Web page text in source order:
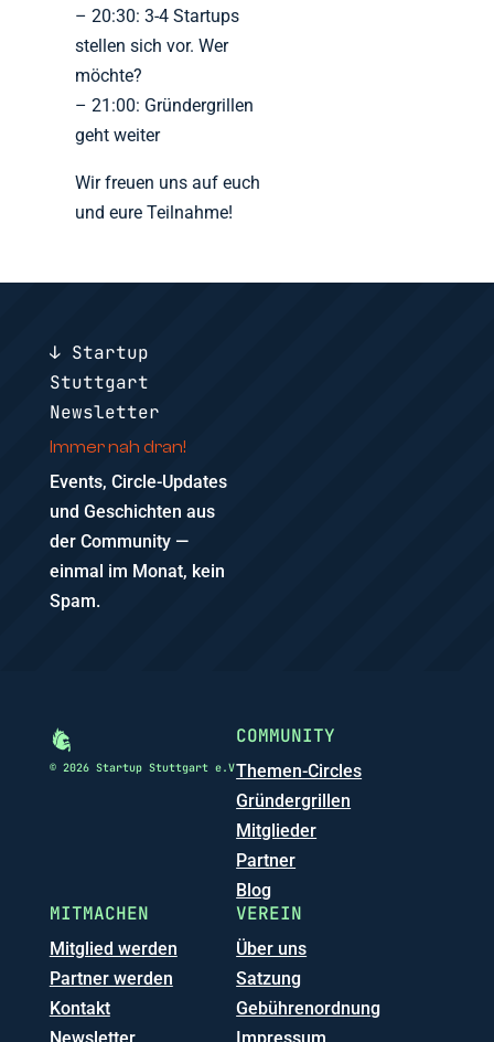
– 20:30: 3-4 Startups
stellen sich vor. Wer
möchte?
– 21:00: Gründergrillen
geht weiter
Wir freuen uns auf euch
und eure Teilnahme!
↓ Startup
Stuttgart
Newsletter
Immer nah dran!
Events, Circle-Updates
und Geschichten aus
der Community —
einmal im Monat, kein
Spam.
© 2026 Startup Stuttgart e.V
COMMUNITY
Themen-Circles
Gründergrillen
Mitglieder
Partner
Blog
MITMACHEN
Mitglied werden
Partner werden
Kontakt
VEREIN
Über uns
Satzung
Gebührenordnung